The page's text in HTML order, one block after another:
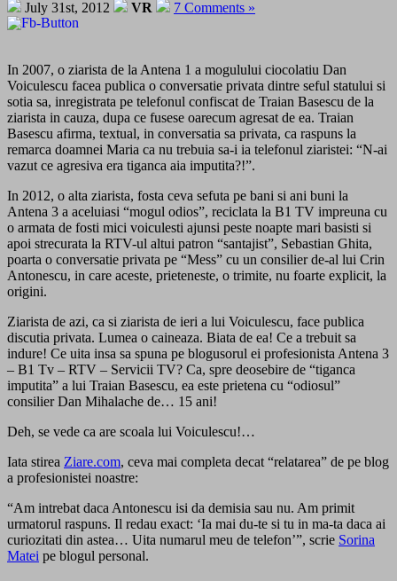
July 31st, 2012 VR 7 Comments »
In 2007, o ziarista de la Antena 1 a mogulului ciocolatiu Dan
Voiculescu facea publica o conversatie privata dintre seful statului si
sotia sa, inregistrata pe telefonul confiscat de Traian Basescu de la
ziarista in cauza, dupa ce fusese oarecum agresat de ea. Traian
Basescu afirma, textual, in conversatia sa privata, ca raspuns la
remarca doamnei Maria ca nu trebuia sa-i ia telefonul ziaristei: “N-ai
vazut ce agresiva era tiganca aia imputita?!”.
In 2012, o alta ziarista, fosta ceva sefuta pe bani si ani buni la
Antena 3 a aceluiasi “mogul odios”, reciclata la B1 TV impreuna cu
o armata de fosti mici voiculesti ajunsi peste noapte mari basisti si
apoi strecurata la RTV-ul altui patron “santajist”, Sebastian Ghita,
poarta o conversatie privata pe “Mess” cu un consilier de-al lui Crin
Antonescu, in care aceste, prieteneste, o trimite, nu foarte explicit, la
origini.
Ziarista de azi, ca si ziarista de ieri a lui Voiculescu, face publica
discutia privata. Lumea o caineaza. Biata de ea! Ce a trebuit sa
indure! Ce uita insa sa spuna pe blogusorul ei profesionista Antena 3
– B1 Tv – RTV – Servicii TV? Ca, spre deosebire de “tiganca
imputita” a lui Traian Basescu, ea este prietena cu “odiosul”
consilier Dan Mihalache de… 15 ani!
Deh, se vede ca are scoala lui Voiculescu!…
Iata stirea Ziare.com, ceva mai completa decat “relatarea” de pe blog
a profesionistei noastre:
“Am intrebat daca Antonescu isi da demisia sau nu. Am primit
urmatorul raspuns. Il redau exact: ‘Ia mai du-te si tu in ma-ta daca ai
curiozitati din astea… Uita numarul meu de telefon’”, scrie Sorina
Matei pe blogul personal.